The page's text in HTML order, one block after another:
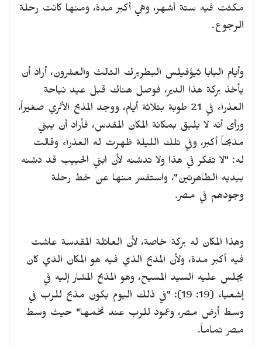
مكثت فيه ستة أشهر، وهي أكبر مدة، ومنها كانت رحلة
الرجوع.
وأيام البابا ثيؤفيلس البطريرك الثالث والعشرون، أراد أن
يأخذ بركة هذا الدير، فوصل هناك قبل عيد نياحة
العذراء في 21 طوبة بثلاثة أيام، ووجد المذبح الأثري صغيراً،
ورأى أنه لا يليق بمكانة المكان المقدس، فأراد أن يبني
مذبحاً أكبر، وفي تلك الليلة ظهرت له العذراء وقالت
له: "لا تفكر في هذا ولا تدشنه لأن ابني الحبيب قد دشنه
بيديه الطاهرتين"، واستفسر منها عن خط رحلة
وجودهم في مصر.
وهذا المكان له بركة خاصة، لأن العائلة المقدسة عاشت
فيه أكبر مدة، ولأن المذبح الذي فيه هو المكان الذي كان
يجلس عليه السيد المسيح، وهو المذبح المشار إليه في
إشعياء (19: 19): "في ذلك اليوم يكون مذبح للرب في
وسط أرض مصر، وعمود للرب عند تخمها" حيث وسط
مصر تماماً.